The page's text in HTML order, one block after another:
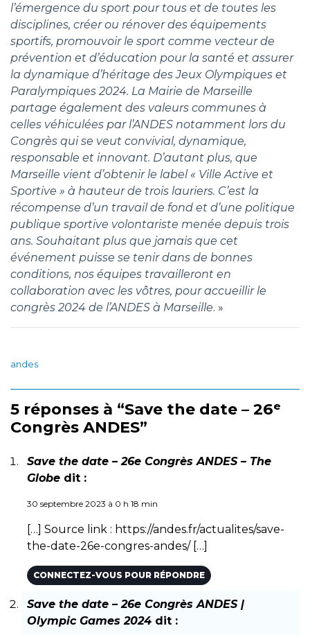
l’émergence du sport pour tous et de toutes les
disciplines, créer ou rénover des équipements
sportifs, promouvoir le sport comme vecteur de
prévention et d’éducation pour la santé et assurer
la dynamique d’héritage des Jeux Olympiques et
Paralympiques 2024. La Mairie de Marseille
partage également des valeurs communes à
celles véhiculées par l’ANDES notamment lors du
Congrès qui se veut convivial, dynamique,
responsable et innovant. D’autant plus, que
Marseille vient d’obtenir le label « Ville Active et
Sportive » à hauteur de trois lauriers. C’est la
récompense d’un travail de fond et d’une politique
publique sportive volontariste menée depuis trois
ans. Souhaitant plus que jamais que cet
événement puisse se tenir dans de bonnes
conditions, nos équipes travailleront en
collaboration avec les vôtres, pour accueillir le
congrès 2024 de l’ANDES à Marseille. »
andes
5 réponses à “Save the date – 26ᵉ
Congrès ANDES”
Save the date – 26e Congrès ANDES – The
Globe dit :
30 septembre 2023 à 0 h 18 min
[…] Source link : https://andes.fr/actualites/save-
the-date-26e-congres-andes/[…]
CONNECTEZ-VOUS POUR RÉPONDRE
Save the date – 26e Congrès ANDES |
Olympic Games 2024 dit :